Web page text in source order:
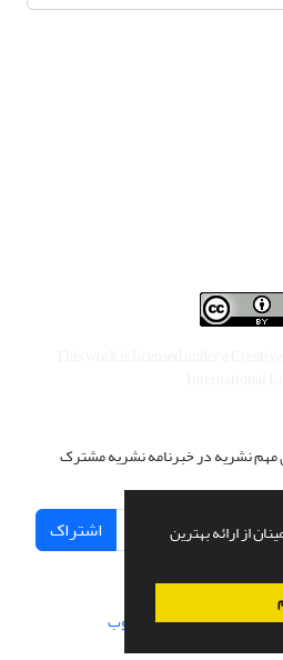
از ارائه بهترین
مهم نشریه در خبرنامه نشریه مشترک
اشتراک
طراحی و پیاده سازی از سیناوب